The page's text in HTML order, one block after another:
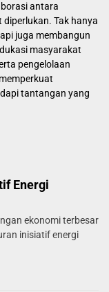
antara
Tak hanya
juga membangun
masyarakat
pengelolaan
tantangan yang
Energi
ekonomi terbesar
inisiatif energi